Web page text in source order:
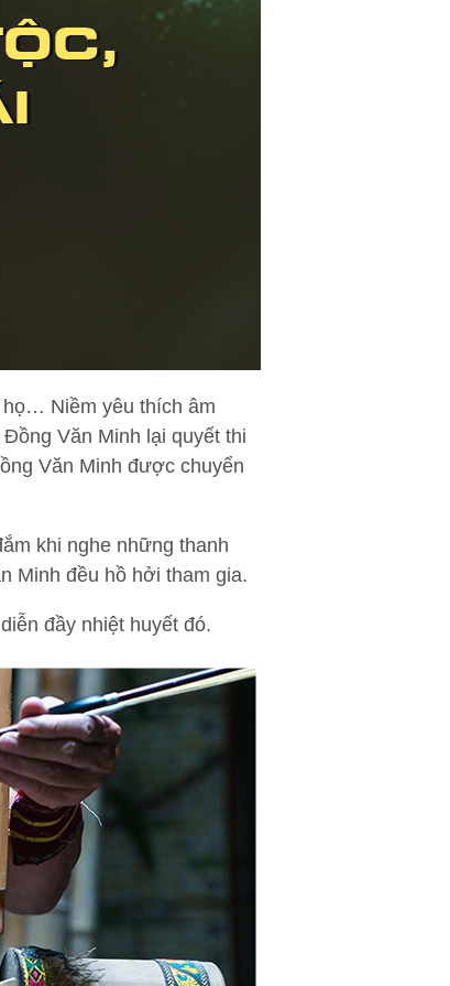
họ… Niềm yêu thích âm
Văn Minh lại quyết thi
Văn Minh được chuyển
khi nghe những thanh
Minh đều hồ hởi tham gia.
đầy nhiệt huyết đó.